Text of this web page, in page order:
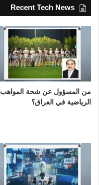
Recent Tech News
من المسؤول عن شحة المواهب
الرياضية في العراق؟